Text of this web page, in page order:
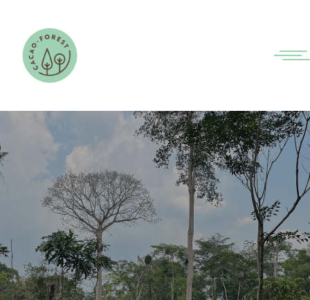
DISSÉMINATION ET
COMMUNICATION